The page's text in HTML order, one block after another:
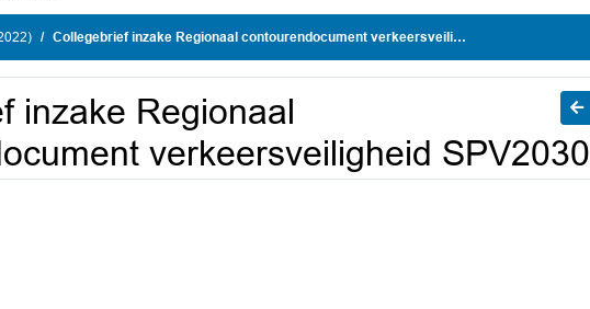
Collegebrief inzake Regionaal contourendocument verkeersveiligheid SPV2030
inzake Regionaal
verkeersveiligheid SPV2030